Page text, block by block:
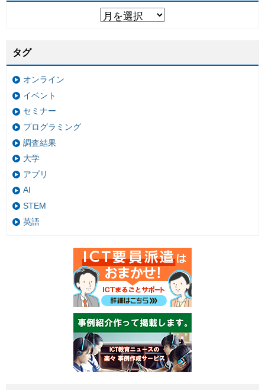
タグ
オンライン
イベント
セミナー
プログラミング
調査結果
大学
アプリ
AI
STEM
英語